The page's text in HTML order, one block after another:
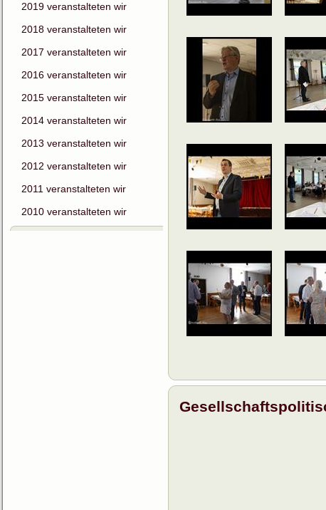
2019 veranstalteten wir
2018 veranstalteten wir
2017 veranstalteten wir
2016 veranstalteten wir
2015 veranstalteten wir
2014 veranstalteten wir
2013 veranstalteten wir
2012 veranstalteten wir
2011 veranstalteten wir
2010 veranstalteten wir